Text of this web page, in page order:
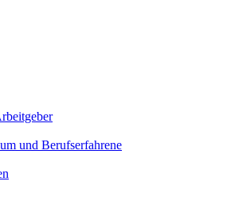
und Berufserfahrene